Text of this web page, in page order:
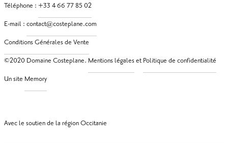
Téléphone :
E-mail :
©2020 Domaine Costeplane.
et
Un site
Avec le soutien de la région Occitanie